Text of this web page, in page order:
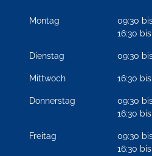
Montag
09:30
16:30
Dienstag 09:30
Mittwoch 16:30
Donnerstag
09:30
16:30
Freitag
09:30
16:30